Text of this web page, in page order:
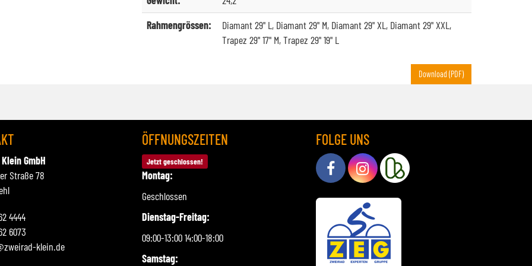
Rahmengrössen:
Diamant 29" L, Diamant 29" M, Diamant 29" XL, Diamant 29" XXL,
Trapez 29" 17" M, Trapez 29" 19" L
Download (PDF)
GmbH
Straße 78
4444
6073
klein.de
ÖFFNUNGSZEITEN
Jetzt geschlossen!
Montag:
Geschlossen
Dienstag-Freitag:
09:00-13:00 14:00-18:00
Samstag:
FOLGE UNS